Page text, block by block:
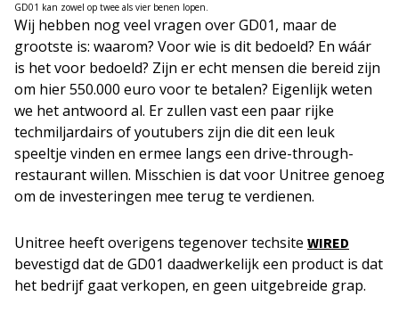
GD01 kan zowel op twee als vier benen lopen.
Wij hebben nog veel vragen over GD01, maar de
grootste is: waarom? Voor wie is dit bedoeld? En wáár
is het voor bedoeld? Zijn er echt mensen die bereid zijn
om hier 550.000 euro voor te betalen? Eigenlijk weten
we het antwoord al. Er zullen vast een paar rijke
techmiljardairs of youtubers zijn die dit een leuk
speeltje vinden en ermee langs een drive-through-
restaurant willen. Misschien is dat voor Unitree genoeg
om de investeringen mee terug te verdienen.
Unitree heeft overigens tegenover techsite WIRED
bevestigd dat de GD01 daadwerkelijk een product is dat
het bedrijf gaat verkopen, en geen uitgebreide grap.